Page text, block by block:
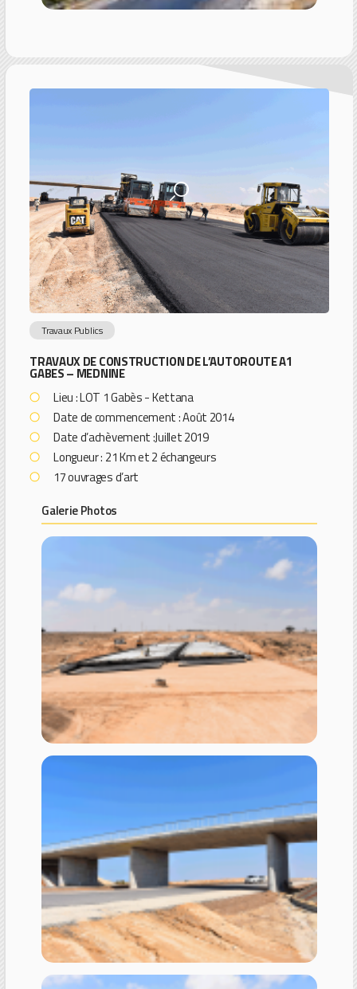
Travaux Publics
TRAVAUX DE CONSTRUCTION DE L’AUTOROUTE A1
GABES – MEDNINE
Lieu : LOT 1 Gabès - Kettana
Date de commencement : Août 2014
Date d’achèvement :Juillet 2019
Longueur : 21 Km et 2 échangeurs
17 ouvrages d’art
Galerie Photos